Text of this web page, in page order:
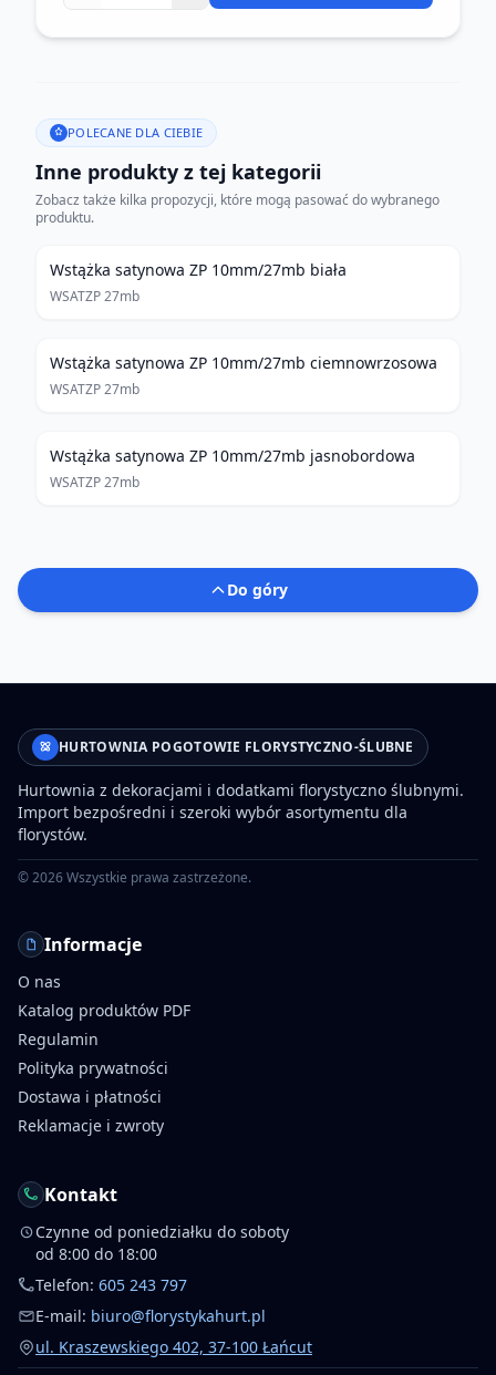
POLECANE DLA CIEBIE
Inne produkty z tej kategorii
Zobacz także kilka propozycji, które mogą pasować do wybranego
produktu.
Wstążka satynowa ZP 10mm/27mb biała
WSATZP 27mb
Wstążka satynowa ZP 10mm/27mb ciemnowrzosowa
WSATZP 27mb
Wstążka satynowa ZP 10mm/27mb jasnobordowa
WSATZP 27mb
Do góry
HURTOWNIA POGOTOWIE FLORYSTYCZNO-ŚLUBNE
Hurtownia z dekoracjami i dodatkami florystyczno ślubnymi.
Import bezpośredni i szeroki wybór asortymentu dla
florystów.
©2026Wszystkie prawa zastrzeżone.
Informacje
O nas
Katalog produktów PDF
Regulamin
Polityka prywatności
Dostawa i płatności
Reklamacje i zwroty
Kontakt
Czynne od poniedziałku do soboty
od 8:00 do 18:00
Telefon: 605 243 797
E-mail: biuro@florystykahurt.pl
ul. Kraszewskiego 402, 37-100 Łańcut